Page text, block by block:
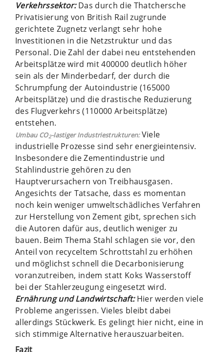
Verkehrssektor:Das durch die Thatchersche
Privatisierung von British Rail zugrunde
gerichtete Zugnetz verlangt sehr hohe
Investitionen in die Netzstruktur und das
Personal. Die Zahl der dabei neu entstehenden
Arbeitsplätze wird mit 400000 deutlich höher
sein als der Minderbedarf, der durch die
Schrumpfung der Autoindustrie (165000
Arbeitsplätze) und die drastische Reduzierung
des Flugverkehrs (110000 Arbeitsplätze)
entstehen.
Umbau CO2-lastiger Industriestrukturen:Viele
industrielle Prozesse sind sehr energieintensiv.
Insbesondere die Zementindustrie und
Stahlindustrie gehören zu den
Hauptverursachern von Treibhausgasen.
Angesichts der Tatsache, dass es momentan
noch kein weniger umweltschädliches Verfahren
zur Herstellung von Zement gibt, sprechen sich
die Autoren dafür aus, deutlich weniger zu
bauen. Beim Thema Stahl schlagen sie vor, den
Anteil von recyceltem Schrottstahl zu erhöhen
und möglichst schnell die Decarbonisierung
voranzutreiben, indem statt Koks Wasserstoff
bei der Stahlerzeugung eingesetzt wird.
Ernährung und Landwirtschaft:Hier werden viele
Probleme angerissen. Vieles bleibt dabei
allerdings Stückwerk. Es gelingt hier nicht, eine in
sich stimmige Alternative herauszuarbeiten.
Fazit